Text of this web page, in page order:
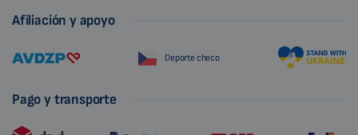
Afiliación y apoyo
Deporte checo
Pago y transporte